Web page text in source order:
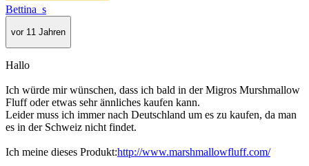
Bettina_s
vor 11 Jahren
Hallo
Ich würde mir wünschen, dass ich bald in der Migros Murshmallow
Fluff oder etwas sehr ännliches kaufen kann.
Leider muss ich immer nach Deutschland um es zu kaufen, da man
es in der Schweiz nicht findet.
Ich meine dieses Produkt:http://www.marshmallowfluff.com/